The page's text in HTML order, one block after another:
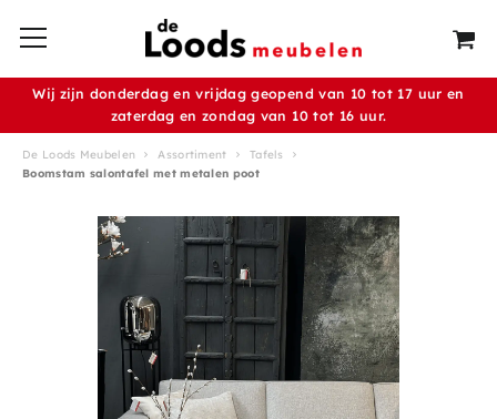
Wij zijn donderdag en vrijdag geopend van 10 tot 17 uur en
zaterdag en zondag van 10 tot 16 uur.
De Loods Meubelen Assortiment
Tafels
Boomstam salontafel met metalen poot